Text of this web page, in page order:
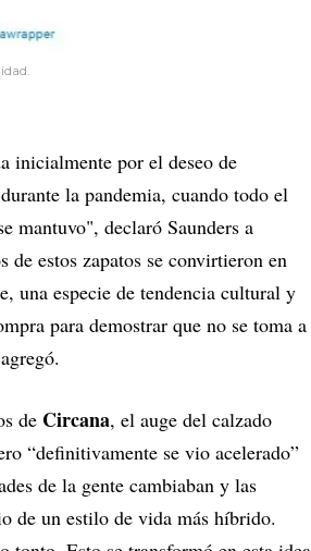
inicialmente por el deseo de
la pandemia, cuando todo el
mantuvo", declaró Saunders a
estos zapatos se convirtieron en
una especie de tendencia cultural y
para demostrar que no se toma a
de Circana, el auge del calzado
“definitivamente se vio acelerado”
de la gente cambiaban y las
de un estilo de vida más híbrido.